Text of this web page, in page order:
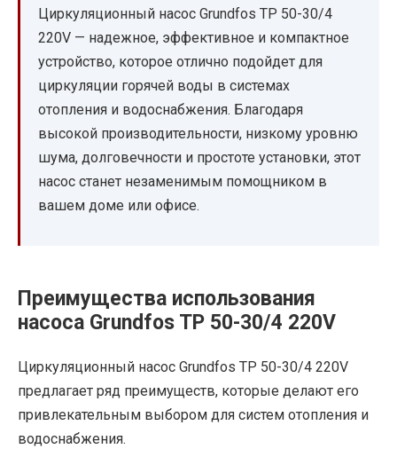
Циркуляционный насос Grundfos TP 50-30/4
220V — надежное, эффективное и компактное
устройство, которое отлично подойдет для
циркуляции горячей воды в системах
отопления и водоснабжения. Благодаря
высокой производительности, низкому уровню
шума, долговечности и простоте установки, этот
насос станет незаменимым помощником в
вашем доме или офисе.
Преимущества использования
насоса Grundfos TP 50-30/4 220V
Циркуляционный насос Grundfos TP 50-30/4 220V
предлагает ряд преимуществ, которые делают его
привлекательным выбором для систем отопления и
водоснабжения.